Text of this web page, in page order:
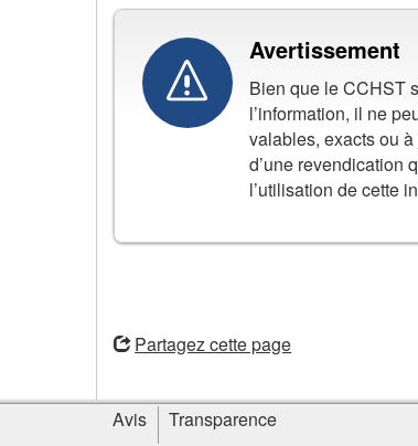
Avertissement
Bien que le CCHST
l’information, il ne
valables, exacts ou
d’une revendication
l’utilisation de cette
Partagez cette page
Informations
sur
Avis Transparence